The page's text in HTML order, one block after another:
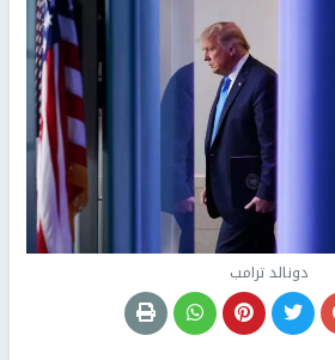
دونالد ترامب